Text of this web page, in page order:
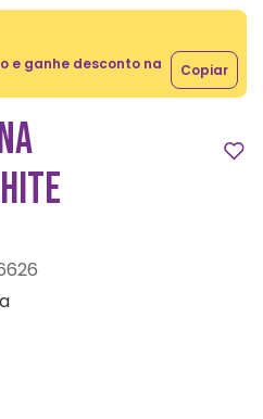
e ganhe desconto na
Copiar